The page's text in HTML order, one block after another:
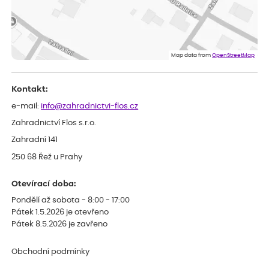
Jana
Flos je nejlepší &#129321;
Map data fromOpenStreetMap
Kontakt:
e-mail: info@zahradnictvi-flos.cz
Zahradnictví Flos s.r.o.
Zahradní 141
250 68 Řež u Prahy
Otevírací doba:
Pondělí až sobota - 8:00 - 17:00
Pátek 1.5.2026 je otevřeno
Pátek 8.5.2026 je zavřeno
Obchodní podmínky